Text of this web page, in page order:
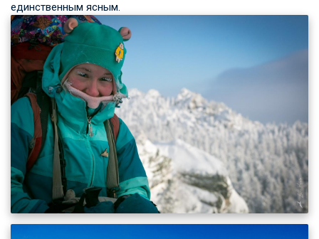
единственным ясным.